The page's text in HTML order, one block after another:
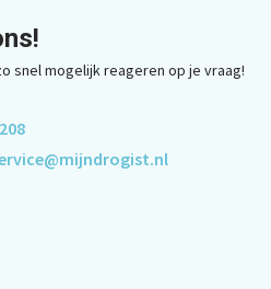
snel mogelijk reageren op je vraag!